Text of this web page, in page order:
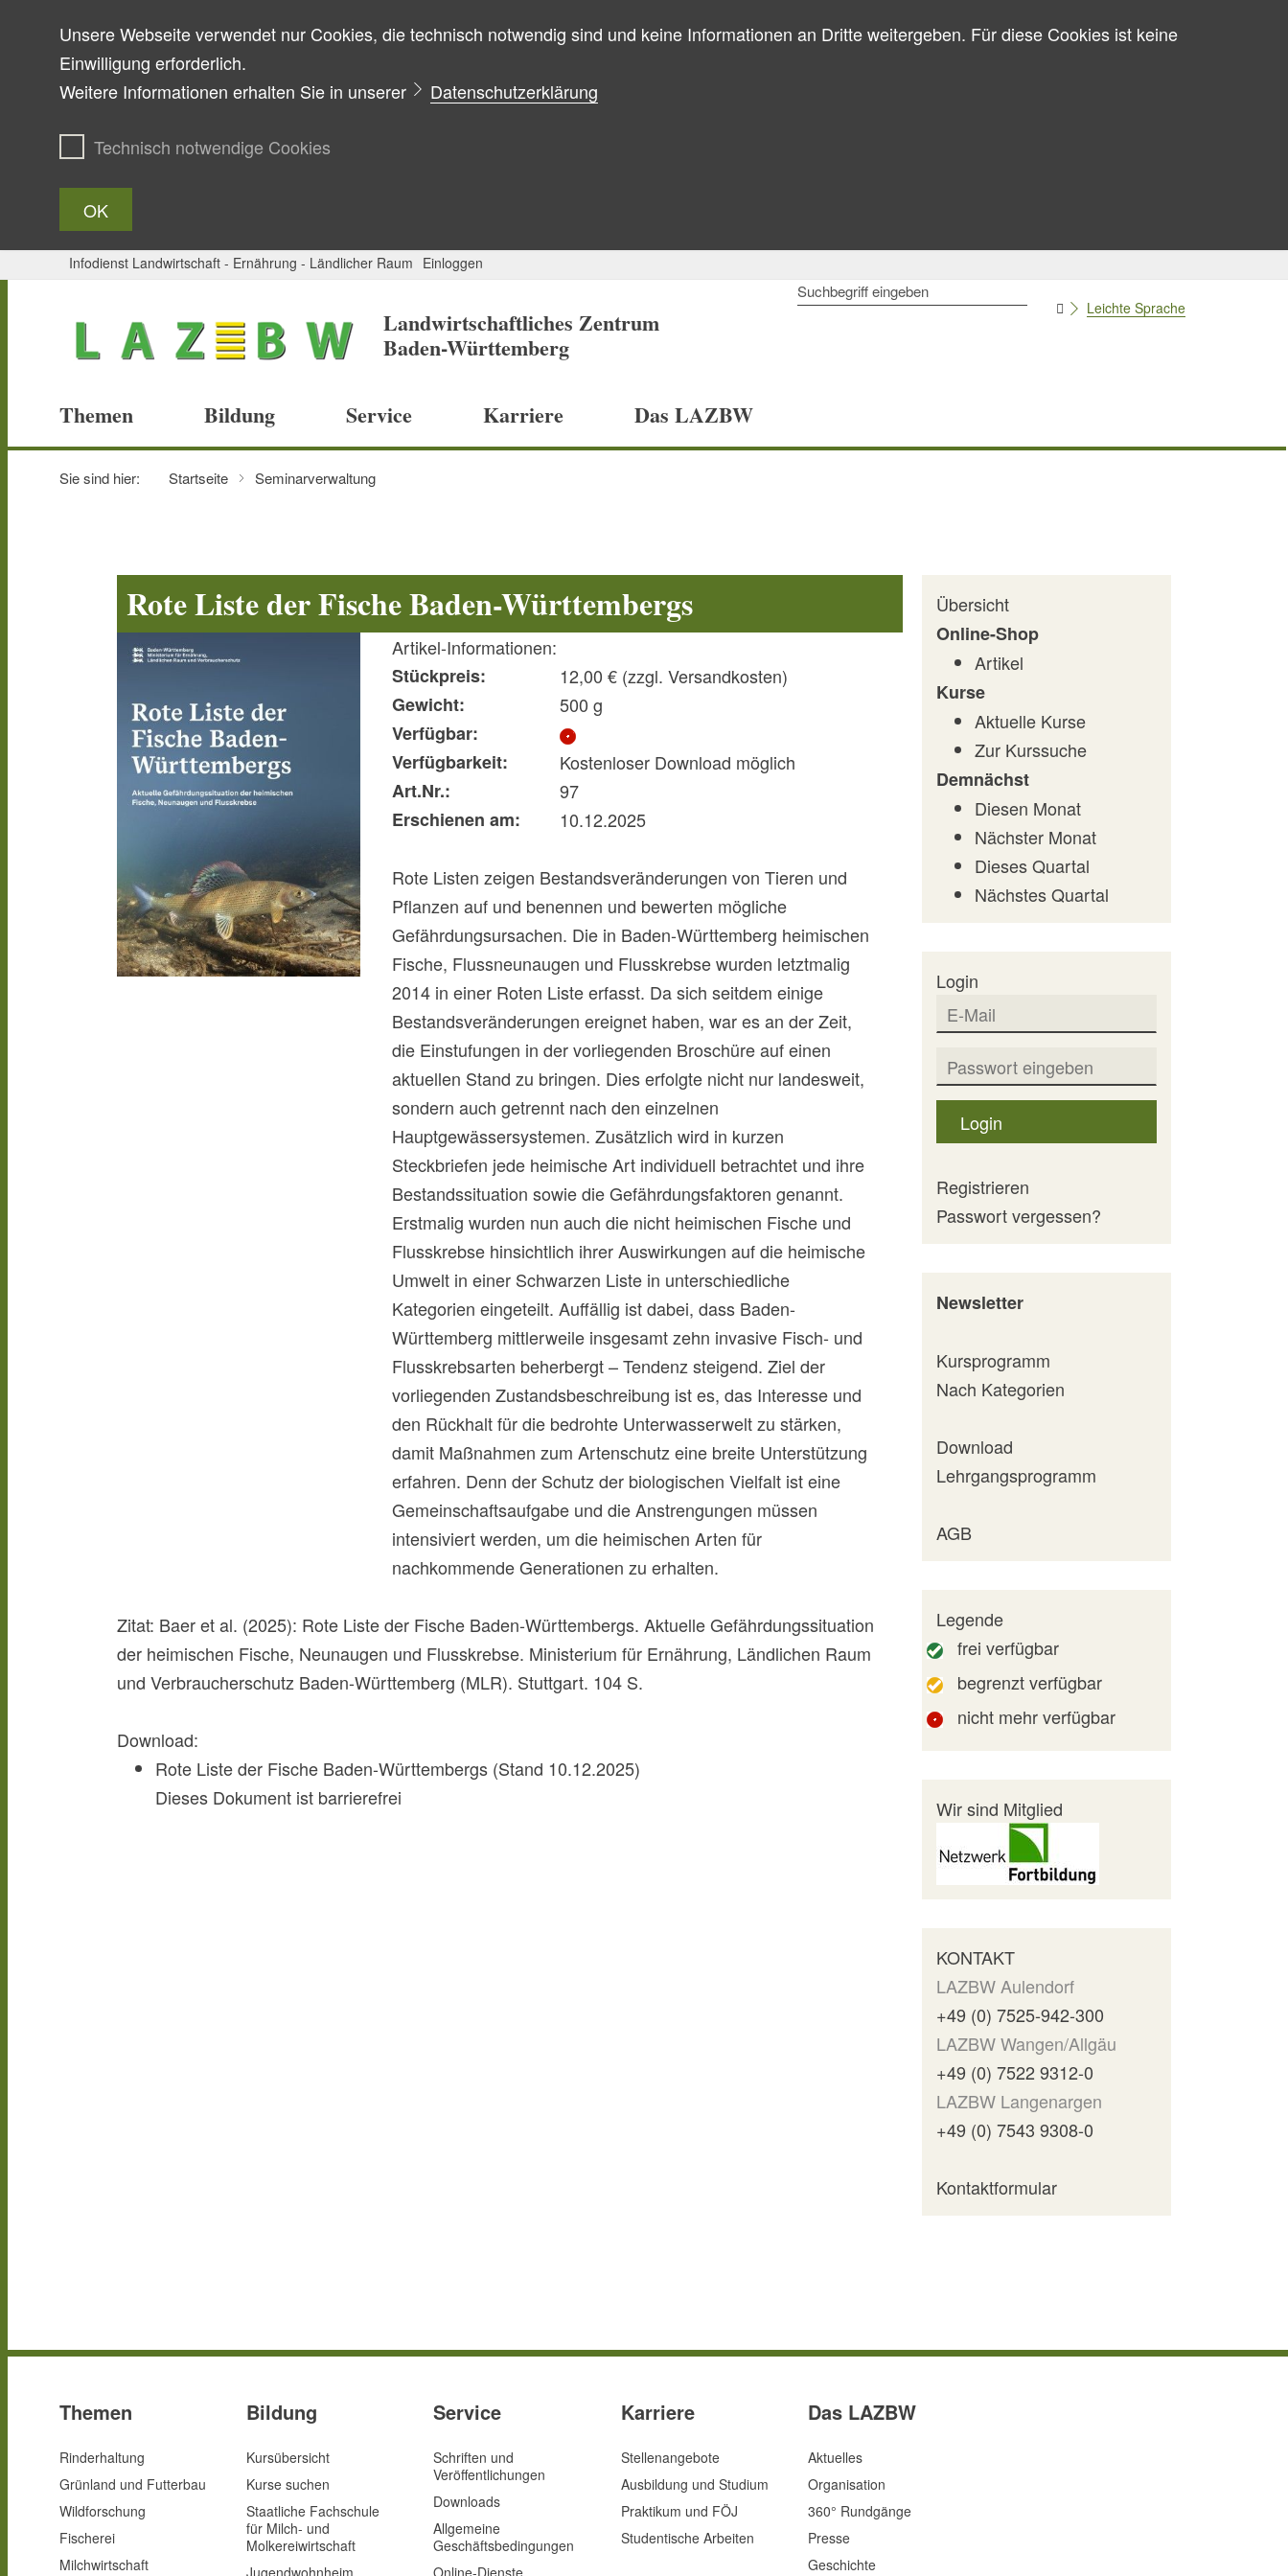
Unsere Webseite verwendet nur Cookies, die technisch notwendig sind und keine Informationen an Dritte weitergeben. Für diese Cookies ist keine
Einwilligung erforderlich.
Weitere Informationen erhalten Sie in unserer
Datenschutzerklärung
Technisch notwendige Cookies
OK
Zum Inhalt springen
Infodienst Landwirtschaft - Ernährung - Ländlicher Raum Einloggen
Landwirtschaftliches Zentrum
Baden-Württemberg
SUCHBEGRIFF
Leichte Sprache
Themen Bildung Service Karriere Das LAZBW
Sie sind hier: Startseite Seminarverwaltung
Rote Liste der Fische Baden-Württembergs
Artikel-Informationen:
Stückpreis:
12,00 € (zzgl. Versandkosten)
Gewicht:
500 g
Verfügbar:
Verfügbarkeit:
Kostenloser Download möglich
Art.Nr.:
97
Erschienen am:
10.12.2025
Rote Listen zeigen Bestandsveränderungen von Tieren und
Pflanzen auf und benennen und bewerten mögliche
Gefährdungsursachen. Die in Baden-Württemberg heimischen
Fische, Flussneunaugen und Flusskrebse wurden letztmalig
2014 in einer Roten Liste erfasst. Da sich seitdem einige
Bestandsveränderungen ereignet haben, war es an der Zeit,
die Einstufungen in der vorliegenden Broschüre auf einen
aktuellen Stand zu bringen. Dies erfolgte nicht nur landesweit,
sondern auch getrennt nach den einzelnen
Hauptgewässersystemen. Zusätzlich wird in kurzen
Steckbriefen jede heimische Art individuell betrachtet und ihre
Bestandssituation sowie die Gefährdungsfaktoren genannt.
Erstmalig wurden nun auch die nicht heimischen Fische und
Flusskrebse hinsichtlich ihrer Auswirkungen auf die heimische
Umwelt in einer Schwarzen Liste in unterschiedliche
Kategorien eingeteilt. Auffällig ist dabei, dass Baden-
Württemberg mittlerweile insgesamt zehn invasive Fisch- und
Flusskrebsarten beherbergt – Tendenz steigend. Ziel der
vorliegenden Zustandsbeschreibung ist es, das Interesse und
den Rückhalt für die bedrohte Unterwasserwelt zu stärken,
damit Maßnahmen zum Artenschutz eine breite Unterstützung
erfahren. Denn der Schutz der biologischen Vielfalt ist eine
Gemeinschaftsaufgabe und die Anstrengungen müssen
intensiviert werden, um die heimischen Arten für
nachkommende Generationen zu erhalten.
Zitat: Baer et al. (2025): Rote Liste der Fische Baden-Württembergs. Aktuelle Gefährdungssituation
der heimischen Fische, Neunaugen und Flusskrebse. Ministerium für Ernährung, Ländlichen Raum
und Verbraucherschutz Baden-Württemberg (MLR). Stuttgart. 104 S.
Download:
Rote Liste der Fische Baden-Württembergs (Stand 10.12.2025)
Dieses Dokument ist barrierefrei
Übersicht
Online-Shop
Artikel
Kurse
Aktuelle Kurse
Zur Kurssuche
Demnächst
Diesen Monat
Nächster Monat
Dieses Quartal
Nächstes Quartal
Login
Login
Registrieren
Passwort vergessen?
Newsletter
Kursprogramm
Nach Kategorien
Download
Lehrgangsprogramm
AGB
Legende
frei verfügbar
begrenzt verfügbar
nicht mehr verfügbar
Wir sind Mitglied
KONTAKT
LAZBW Aulendorf
+49 (0) 7525-942-300
LAZBW Wangen/Allgäu
+49 (0) 7522 9312-0
LAZBW Langenargen
+49 (0) 7543 9308-0
Kontaktformular
Themen
Rinderhaltung
Grünland und Futterbau
Wildforschung
Fischerei
Milchwirtschaft
Bildung
Kursübersicht
Kurse suchen
Staatliche Fachschule
für Milch- und
Molkereiwirtschaft
Jugendwohnheim
Service
Schriften und
Veröffentlichungen
Downloads
Allgemeine
Geschäftsbedingungen
Online-Dienste
Karriere
Stellenangebote
Ausbildung und Studium
Praktikum und FÖJ
Studentische Arbeiten
Das LAZBW
Aktuelles
Organisation
360° Rundgänge
Presse
Geschichte